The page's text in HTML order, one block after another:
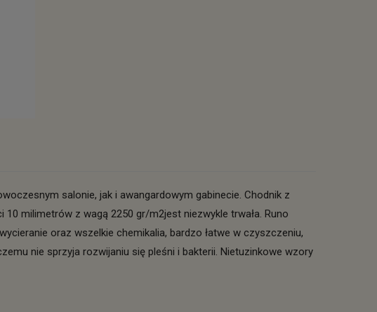
salonie, jak i awangardowym gabinecie. Chodnik z
milimetrów z wagą 2250 gr/m2jest niezwykle trwała. Runo
oraz wszelkie chemikalia, bardzo łatwe w czyszczeniu,
nie sprzyja rozwijaniu się pleśni i bakterii. Nietuzinkowe wzory